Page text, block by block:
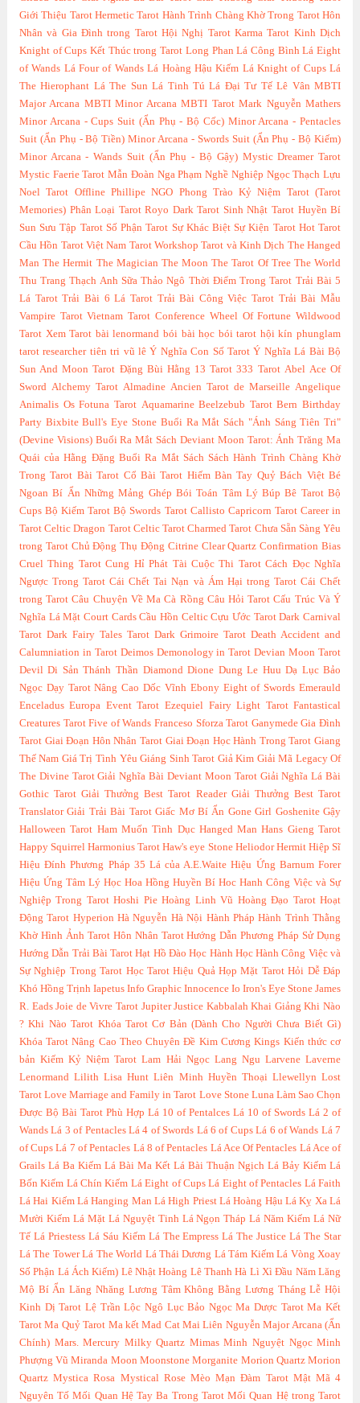
Giới Thiệu Tarot Hermetic Tarot Hành Trình Chàng Khờ Trong Tarot Hôn
Nhân và Gia Đình trong Tarot Hội Nghị Tarot Karma Tarot Kinh Dịch
Knight of Cups Kết Thúc trong Tarot Long Phan Lá Công Bình Lá Eight
of Wands Lá Four of Wands Lá Hoàng Hậu Kiếm Lá Knight of Cups Lá
The Hierophant Lá The Sun Lá Tinh Tú Lá Đại Tư Tế Lê Vân MBTI
Major Arcana MBTI Minor Arcana MBTI Tarot Mark Nguyễn Mathers
Minor Arcana - Cups Suit (Ẩn Phụ - Bộ Cốc) Minor Arcana - Pentacles
Suit (Ẩn Phụ - Bộ Tiền) Minor Arcana - Swords Suit (Ẩn Phụ - Bộ Kiếm)
Minor Arcana - Wands Suit (Ẩn Phụ - Bộ Gậy) Mystic Dreamer Tarot
Mystic Faerie Tarot Mẫn Đoàn Nga Phạm Nghề Nghiệp Ngọc Thạch Lựu
Noel Tarot Offline Phillipe NGO Phong Trào Kỷ Niệm Tarot (Tarot
Memories) Phân Loại Tarot Royo Dark Tarot Sinh Nhật Tarot Huyền Bí
Sun Sưu Tập Tarot Số Phận Tarot Sự Khác Biệt Sự Kiện Tarot Hot Tarot
Cầu Hồn Tarot Việt Nam Tarot Workshop Tarot và Kinh Dịch The Hanged
Man The Hermit The Magician The Moon The Tarot Of Tree The World
Thu Trang Thạch Anh Sữa Thảo Ngô Thời Điểm Trong Tarot Trải Bài 5
Lá Tarot Trải Bài 6 Lá Tarot Trải Bài Công Việc Tarot Trải Bài Mẫu
Vampire Tarot Vietnam Tarot Conference Wheel Of Fortune Wildwood
Tarot Xem Tarot bài lenormand bói bài học bói tarot hội kín phunglam
tarot researcher tiên tri vũ lê Ý Nghĩa Con Số Tarot Ý Nghĩa Lá Bài Bộ
Sun And Moon Tarot Đặng Bùi Hằng 13 Tarot 333 Tarot Abel Ace Of
Sword Alchemy Tarot Almadine Ancien Tarot de Marseille Angelique
Animalis Os Fotuna Tarot Aquamarine Beelzebub Tarot Bern Birthday
Party Bixbite Bull's Eye Stone Buổi Ra Mắt Sách "Ánh Sáng Tiên Tri"
(Devine Visions) Buổi Ra Mắt Sách Deviant Moon Tarot: Ánh Trăng Ma
Quái của Hằng Đặng Buổi Ra Mắt Sách Sách Hành Trình Chàng Khờ
Trong Tarot Bài Tarot Cổ Bài Tarot Hiếm Bàn Tay Quỷ Bách Việt Bé
Ngoan Bí Ẩn Những Mảng Ghép Bói Toán Tâm Lý Búp Bê Tarot Bộ
Cups Bộ Kiếm Tarot Bộ Swords Tarot Callisto Capricorn Tarot Career in
Tarot Celtic Dragon Tarot Celtic Tarot Charmed Tarot Chưa Sẵn Sàng Yêu
trong Tarot Chủ Động Thụ Động Citrine Clear Quartz Confirmation Bias
Cruel Thing Tarot Cung Hỉ Phát Tài Cuộc Thi Tarot Cách Đọc Nghĩa
Ngược Trong Tarot Cái Chết Tai Nạn và Ám Hại trong Tarot Cái Chết
trong Tarot Câu Chuyện Về Ma Cà Rồng Câu Hỏi Tarot Cấu Trúc Và Ý
Nghĩa Lá Mặt Court Cards Cầu Hồn Celtic Cựu Ước Tarot Dark Carnival
Tarot Dark Fairy Tales Tarot Dark Grimoire Tarot Death Accident and
Calumniation in Tarot Deimos Demonology in Tarot Devian Moon Tarot
Devil Di Sản Thánh Thần Diamond Dione Dung Le Huu Dạ Lục Bảo
Ngọc Dạy Tarot Nâng Cao Dốc Vĩnh Ebony Eight of Swords Emerauld
Enceladus Europa Event Tarot Ezequiel Fairy Light Tarot Fantastical
Creatures Tarot Five of Wands Franceso Sforza Tarot Ganymede Gia Đình
Tarot Giai Đoạn Hôn Nhân Tarot Giai Đoạn Học Hành Trong Tarot Giang
Thế Nam Giá Trị Tình Yêu Giáng Sinh Tarot Giả Kim Giải Mã Legacy Of
The Divine Tarot Giải Nghĩa Bài Deviant Moon Tarot Giải Nghĩa Lá Bài
Gothic Tarot Giải Thưởng Best Tarot Reader Giải Thưởng Best Tarot
Translator Giải Trải Bài Tarot Giấc Mơ Bí Ẩn Gone Girl Goshenite Gậy
Halloween Tarot Ham Muốn Tình Dục Hanged Man Hans Gieng Tarot
Happy Squirrel Harmonius Tarot Haw's eye Stone Heliodor Hermit Hiệp Sĩ
Hiệu Đính Phương Pháp 35 Lá của A.E.Waite Hiệu Ứng Barnum Forer
Hiệu Ứng Tâm Lý Học Hoa Hồng Huyền Bí Hoc Hanh Công Việc và Sự
Nghiệp Trong Tarot Hoshi Pie Hoàng Linh Vũ Hoàng Đạo Tarot Hoạt
Động Tarot Hyperion Hà Nguyễn Hà Nội Hành Pháp Hành Trình Thằng
Khờ Hình Ảnh Tarot Hôn Nhân Tarot Hướng Dẫn Phương Pháp Sử Dụng
Hướng Dẫn Trải Bài Tarot Hạt Hồ Đào Học Hành Học Hành Công Việc và
Sự Nghiệp Trong Tarot Học Tarot Hiệu Quả Họp Mặt Tarot Hỏi Dễ Đáp
Khó Hồng Trịnh Iapetus Info Graphic Innocence Io Iron's Eye Stone James
R. Eads Joie de Vivre Tarot Jupiter Justice Kabbalah Khai Giảng Khi Nào
? Khi Nào Tarot Khóa Tarot Cơ Bản (Dành Cho Người Chưa Biết Gì)
Khóa Tarot Nâng Cao Theo Chuyên Đề Kim Cương Kings Kiến thức cơ
bản Kiếm Kỷ Niệm Tarot Lam Hải Ngọc Lang Ngu Larvene Laverne
Lenormand Lilith Lisa Hunt Liên Minh Huyền Thoại Llewellyn Lost
Tarot Love Marriage and Family in Tarot Love Stone Luna Làm Sao Chọn
Được Bộ Bài Tarot Phù Hợp Lá 10 of Pentalces Lá 10 of Swords Lá 2 of
Wands Lá 3 of Pentacles Lá 4 of Swords Lá 6 of Cups Lá 6 of Wands Lá 7
of Cups Lá 7 of Pentacles Lá 8 of Pentacles Lá Ace Of Pentacles Lá Ace of
Grails Lá Ba Kiếm Lá Bài Ma Kết Lá Bài Thuận Ngịch Lá Bảy Kiếm Lá
Bốn Kiếm Lá Chín Kiếm Lá Eight of Cups Lá Eight of Pentacles Lá Faith
Lá Hai Kiếm Lá Hanging Man Lá High Priest Lá Hoàng Hậu Lá Kỵ Xa Lá
Mười Kiếm Lá Mặt Lá Nguyệt Tinh Lá Ngọn Tháp Lá Năm Kiếm Lá Nữ
Tế Lá Priestess Lá Sáu Kiếm Lá The Empress Lá The Justice Lá The Star
Lá The Tower Lá The World Lá Thái Dương Lá Tám Kiếm Lá Vòng Xoay
Số Phận Lá Ách Kiếm) Lê Nhật Hoàng Lê Thanh Hà Lì Xì Đầu Năm Lăng
Mộ Bí Ẩn Lăng Nhăng Lương Tâm Không Bằng Lương Tháng Lễ Hội
Kinh Dị Tarot Lệ Trần Lộc Ngô Lục Bảo Ngọc Ma Dược Tarot Ma Kết
Tarot Ma Quỷ Tarot Ma kết Mad Cat Mai Liên Nguyễn Major Arcana (Ẩn
Chính) Mars. Mercury Milky Quartz Mimas Minh Nguyệt Ngọc Minh
Phượng Vũ Miranda Moon Moonstone Morganite Morion Quartz Morion
Quartz Mystica Rosa Mystical Rose Mèo Mạn Đàm Tarot Mật Mã 4
Nguyên Tố Mối Quan Hệ Tay Ba Trong Tarot Mối Quan Hệ trong Tarot